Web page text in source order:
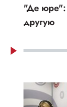
"Де юре":
другую